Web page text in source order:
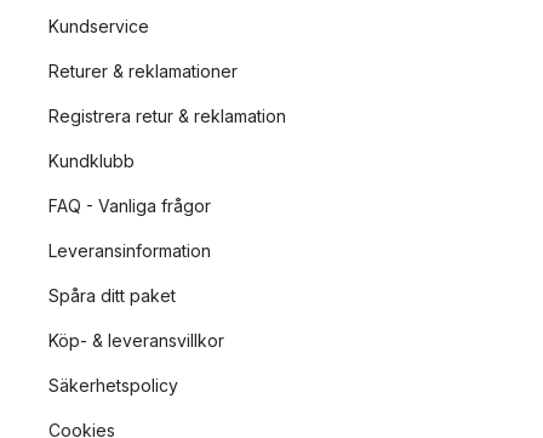
Kundservice
Returer & reklamationer
Registrera retur & reklamation
Kundklubb
FAQ - Vanliga frågor
Leveransinformation
Spåra ditt paket
Köp- & leveransvillkor
Säkerhetspolicy
Cookies